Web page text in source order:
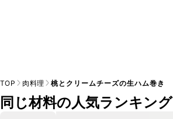
TOP 肉料理 桃とクリームチーズの生ハム巻き
同じ材料の人気ランキング